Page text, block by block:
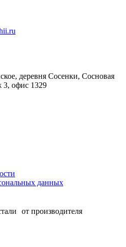
деревня Сосенки, Сосновая
3, офис 1329
данных
от производителя